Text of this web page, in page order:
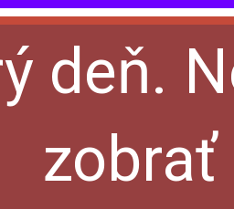
deň.